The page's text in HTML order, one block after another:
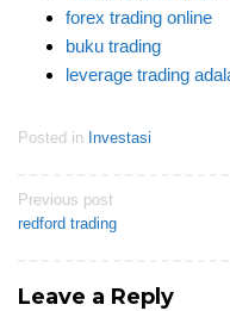
forex trading online
buku trading
leverage trading
Posted in Investasi
Post
navigation
Previous post
redford trading
Leave a Reply